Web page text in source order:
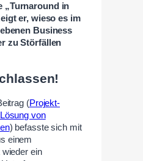
„Turnaround in
er, wieso es im
Business
zu Störfällen
(Projekt-
von
) befasste sich mit
einem
wieder ein